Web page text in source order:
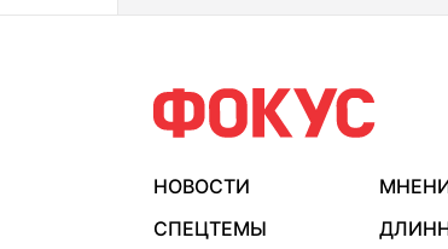
НОВОСТИ
СПЕЦТЕМЫ